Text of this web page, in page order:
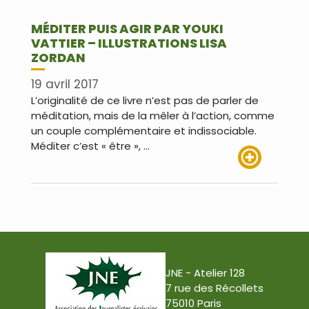
MÉDITER PUIS AGIR PAR YOUKI
VATTIER – ILLUSTRATIONS LISA
ZORDAN
19 avril 2017
L’originalité de ce livre n’est pas de parler de
méditation, mais de la mêler à l’action, comme
un couple complémentaire et indissociable.
Méditer c’est « être », …
JNE - Atelier 128
7 rue des Récollets
75010 Paris